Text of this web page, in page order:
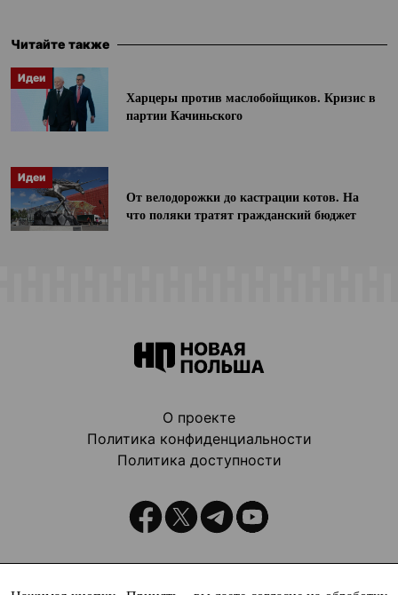
Читайте также
Идеи
Харцеры против маслобойщиков. Кризис в
партии Качиньского
Идеи
От велодорожки до кастрации котов. На
что поляки тратят гражданский бюджет
О проекте
Политика конфиденциальности
Политика доступности